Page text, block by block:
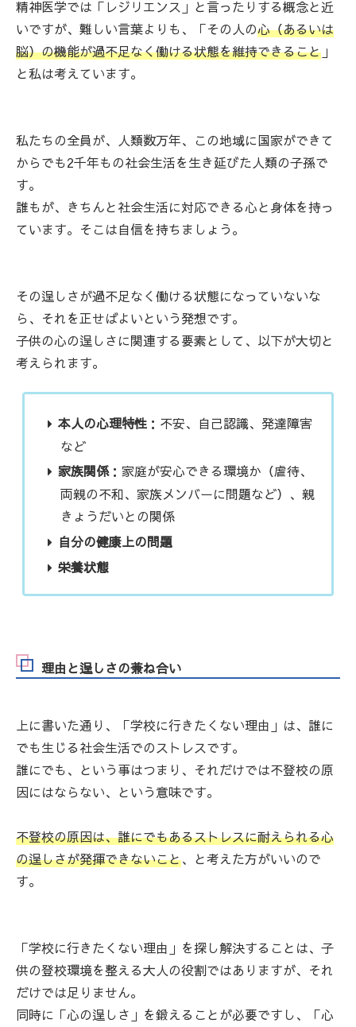
精神医学では「レジリエンス」と言ったりする概念と近
いですが、難しい言葉よりも、「その人の心（あるいは
脳）の機能が過不足なく働ける状態を維持できること 」
と私は考えています。
私たちの全員が、人類数万年、この地域に国家ができて
からでも2千年もの社会生活を生き延びた人類の子孫で
す。
誰もが、きちんと社会生活に対応できる心と身体を持っ
ています。そこは自信を持ちましょう。
その逞しさが過不足なく働ける状態になっていないな
ら、それを正せばよいという発想です。
子供の心の逞しさに関連する要素として、以下が大切と
考えられます。
本人の心理特性：不安、自己認識、発達障害
など
家族関係：家庭が安心できる環境か（虐待、
両親の不和、家族メンバーに問題など）、親
きょうだいとの関係
自分の健康上の問題
栄養状態
理由と逞しさの兼ね合い
上に書いた通り、「学校に行きたくない理由」は、誰に
でも生じる社会生活でのストレスです。
誰にでも、という事はつまり、それだけでは不登校の原
因にはならない、という意味です。
不登校の原因は、誰にでもあるストレスに耐えられる心
の逞しさが発揮できないこと、と考えた方がいいので
す。
「学校に行きたくない理由」を探し解決することは、子
供の登校環境を整える大人の役割ではありますが、それ
だけでは足りません。
同時に「心の逞しさ」を鍛えることが必要ですし、「心